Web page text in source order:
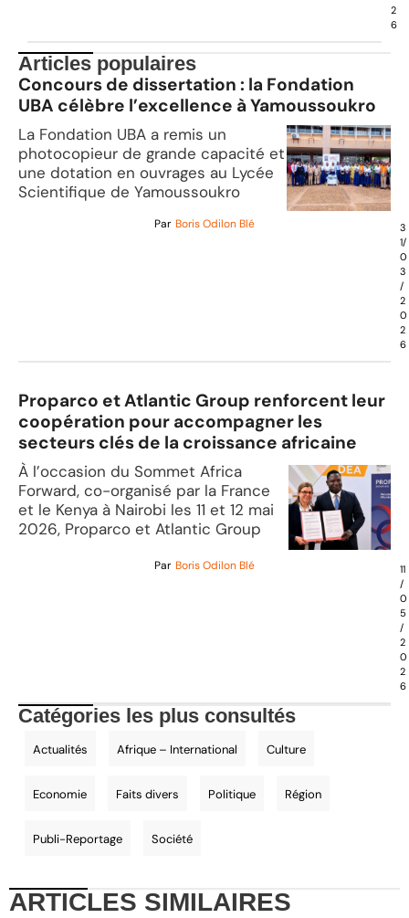
2
6
Articles populaires
Concours de dissertation : la Fondation
UBA célèbre l’excellence à Yamoussoukro
La Fondation UBA a remis un
photocopieur de grande capacité et
une dotation en ouvrages au Lycée
Scientifique de Yamoussoukro
Par Boris Odilon Blé
3
1/
0
3
/
2
0
2
6
Proparco et Atlantic Group renforcent leur
coopération pour accompagner les
secteurs clés de la croissance africaine
À l’occasion du Sommet Africa
Forward, co-organisé par la France
et le Kenya à Nairobi les 11 et 12 mai
2026, Proparco et Atlantic Group
Par Boris Odilon Blé
11
/
0
5
/
2
0
2
6
Catégories les plus consultés
Actualités Afrique – International Culture
Economie Faits divers Politique Région
Publi-Reportage Société
ARTICLES SIMILAIRES